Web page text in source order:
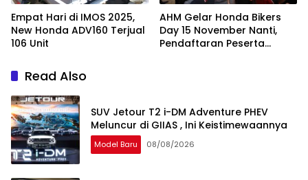
Empat Hari di IMOS 2025,
New Honda ADV160 Terjual
106 Unit
AHM Gelar Honda Bikers
Day 15 November Nanti,
Pendaftaran Peserta
Read Also
SUV Jetour T2 i-DM Adventure PHEV
Meluncur di GIIAS , Ini Keistimewaannya
Model Baru 08/08/2026